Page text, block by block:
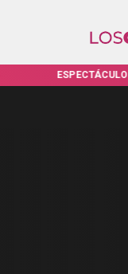
ESPECTÁCULO